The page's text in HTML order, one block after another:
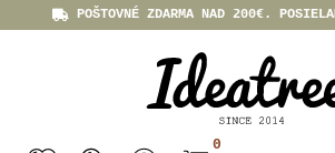
POŠTOVNÉ ZDARMA NAD 200€.
0